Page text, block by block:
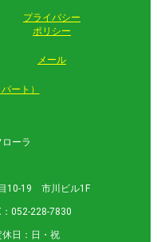
プライバシー
ポリシー
メール
ート）
ーラ
10-19 市川ビル1F
052-228-7830
日：日・祝